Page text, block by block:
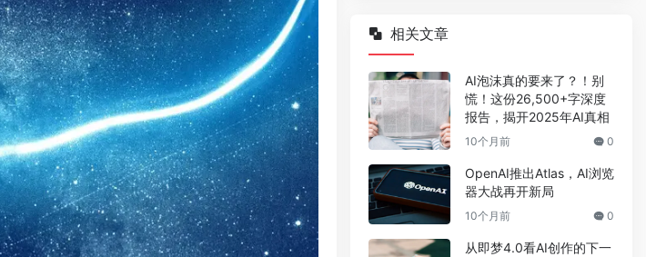
相关文章
AI泡沫真的要来了？！别
慌！这份26,500+字深度
报告，揭开2025年AI真相
10个月前 0
OpenAI推出Atlas，AI浏览
器大战再开新局
10个月前 0
从即梦4.0看AI创作的下一